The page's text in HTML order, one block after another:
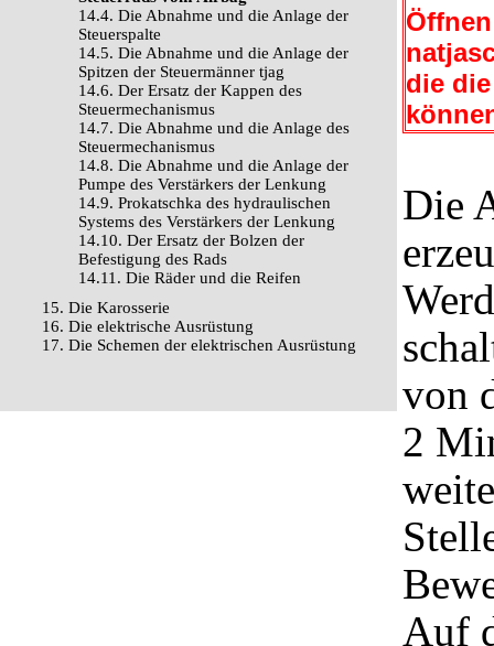
14.4. Die Abnahme und die Anlage der
Steuerspalte
14.5. Die Abnahme und die Anlage der
Spitzen der Steuermänner tjag
14.6. Der Ersatz der Kappen des
Steuermechanismus
14.7. Die Abnahme und die Anlage des
Steuermechanismus
14.8. Die Abnahme und die Anlage der
Pumpe des Verstärkers der Lenkung
14.9. Prokatschka des hydraulischen
Systems des Verstärkers der Lenkung
14.10. Der Ersatz der Bolzen der
Befestigung des Rads
14.11. Die Räder und die Reifen
15. Die Karosserie
16. Die elektrische Ausrüstung
17. Die Schemen der elektrischen Ausrüstung
die
Die
von
2
Auf